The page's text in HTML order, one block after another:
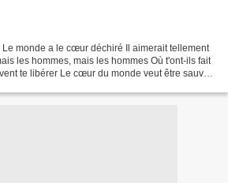
Le monde a le cœur déchiré Il aimerait tellement
les hommes, mais les hommes Où t'ont-ils fait
te libérer Le cœur du monde veut être sauvé